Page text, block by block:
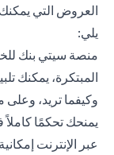
العروض التي
يلي:
منصة سيتي بنك
المبتكرة، يمكنك
يمنحك تحكمًا
عبر الإنترنت